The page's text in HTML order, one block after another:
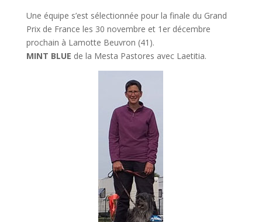
Une équipe s’est sélectionnée pour la finale du Grand
Prix de France les 30 novembre et 1er décembre
prochain à Lamotte Beuvron (41).
MINT BLUE de la Mesta Pastores avec Laetitia.